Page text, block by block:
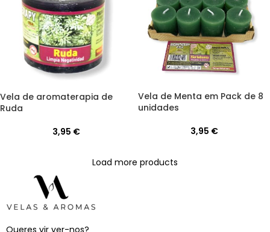
Vela de aromaterapia de
Ruda
3,95 €
Vela de Menta em Pack de 8
unidades
3,95 €
Load more products
Queres vir ver-nos?